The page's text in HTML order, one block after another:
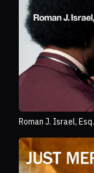
Roman J. Israel, Esq.